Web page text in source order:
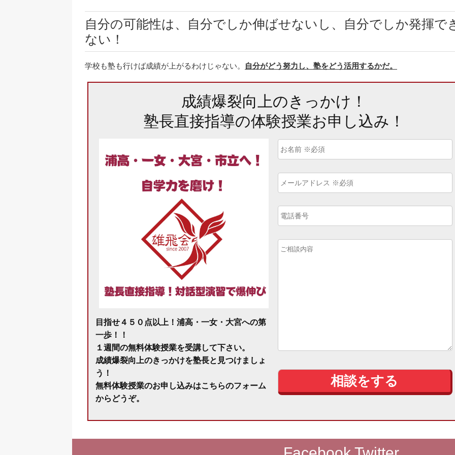
自分の可能性は、自分でしか伸ばせないし、自分でしか発揮で
ない！
学校も塾も行けば成績が上がるわけじゃない。 自分がどう努力し、塾をどう活用するかだ。
成績爆裂向上のきっかけ！
塾長直接指導の体験授業お申し込み！
目指せ４５０点以上！浦高・一女・大宮への第
一歩！！
１週間の無料体験授業を受講して下さい。
成績爆裂向上のきっかけを塾長と見つけましょ
う！
無料体験授業のお申し込みはこちらのフォーム
からどうぞ。